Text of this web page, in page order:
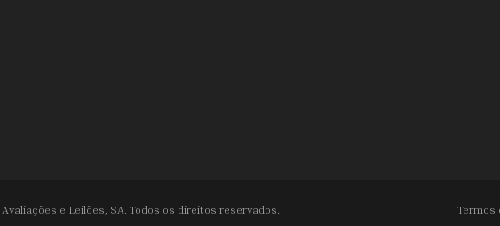
e Leilões, SA. Todos os direitos reservados.
Termos